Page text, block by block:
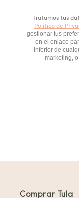
Tratamos tus
Política de
gestionar tus
en el enlace
inferior de
marketing,
Comprar Tula